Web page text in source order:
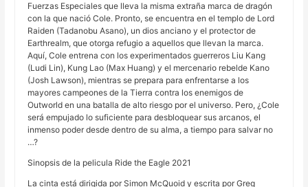
Fuerzas Especiales que lleva la misma extraña marca de dragón
con la que nació Cole. Pronto, se encuentra en el templo de Lord
Raiden (Tadanobu Asano), un dios anciano y el protector de
Earthrealm, que otorga refugio a aquellos que llevan la marca.
Aquí, Cole entrena con los experimentados guerreros Liu Kang
(Ludi Lin), Kung Lao (Max Huang) y el mercenario rebelde Kano
(Josh Lawson), mientras se prepara para enfrentarse a los
mayores campeones de la Tierra contra los enemigos de
Outworld en una batalla de alto riesgo por el universo. Pero, ¿Cole
será empujado lo suficiente para desbloquear sus arcanos, el
inmenso poder desde dentro de su alma, a tiempo para salvar no
…?
Sinopsis de la pelicula Ride the Eagle 2021
La cinta está dirigida por Simon McQuoid y escrita por Greg